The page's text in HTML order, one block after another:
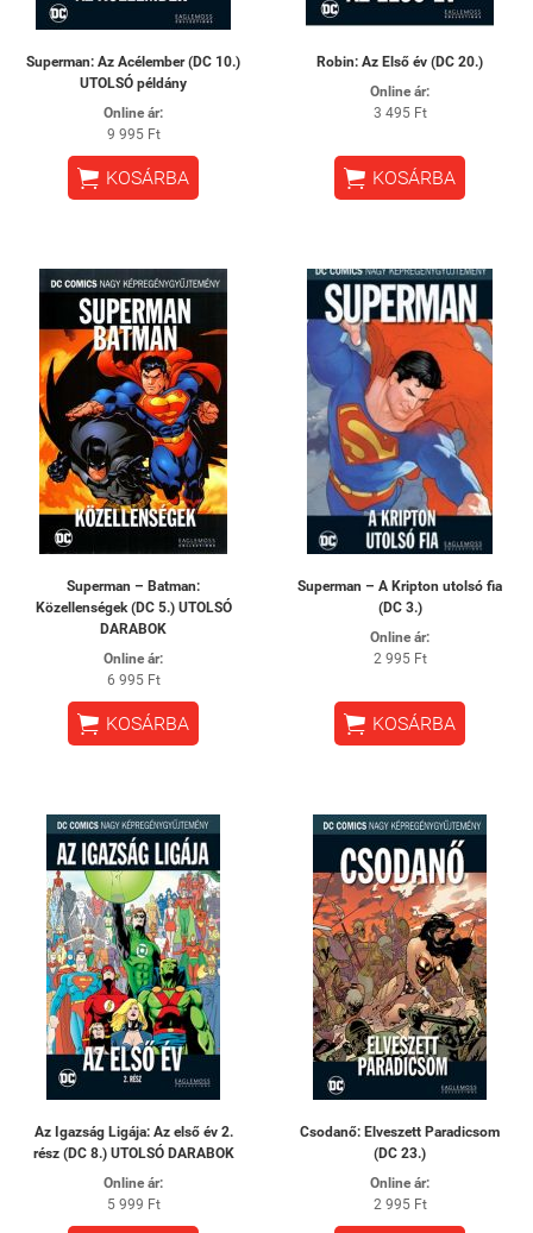
Superman: Az Acélember (DC 10.)
UTOLSÓ példány
Online ár:
9 995 Ft
 KOSÁRBA
Robin: Az Első év (DC 20.)
Online ár:
3 495 Ft
 KOSÁRBA
Superman – Batman:
Közellenségek (DC 5.) UTOLSÓ
DARABOK
Online ár:
6 995 Ft
 KOSÁRBA
Superman – A Kripton utolsó fia
(DC 3.)
Online ár:
2 995 Ft
 KOSÁRBA
Az Igazság Ligája: Az első év 2.
rész (DC 8.) UTOLSÓ DARABOK
Online ár:
5 999 Ft
Csodanő: ​Elveszett Paradicsom
(DC 23.)
Online ár:
2 995 Ft